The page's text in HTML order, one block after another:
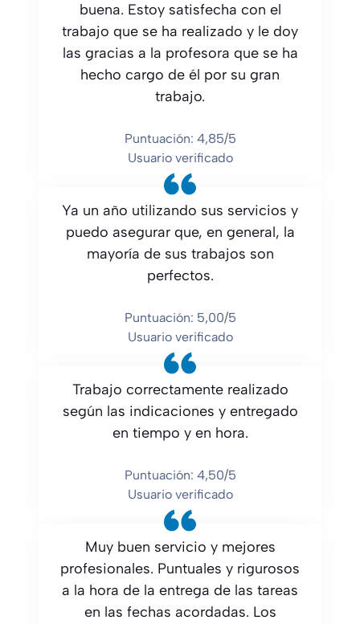
buena. Estoy satisfecha con el
trabajo que se ha realizado y le doy
las gracias a la profesora que se ha
hecho cargo de él por su gran
trabajo.
Puntuación: 4,85/5
Usuario verificado
Ya un año utilizando sus servicios y
puedo asegurar que, en general, la
mayoría de sus trabajos son
perfectos.
Puntuación: 5,00/5
Usuario verificado
Trabajo correctamente realizado
según las indicaciones y entregado
en tiempo y en hora.
Puntuación: 4,50/5
Usuario verificado
Muy buen servicio y mejores
profesionales. Puntuales y rigurosos
a la hora de la entrega de las tareas
en las fechas acordadas. Los